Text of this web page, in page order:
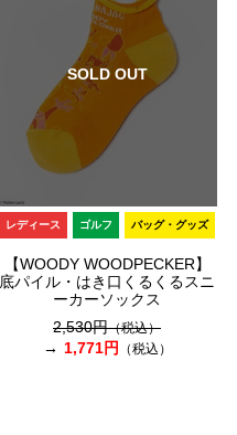
SOLD OUT
レディース ゴルフ バッグ・グッズ
【WOODY WOODPECKER】
底パイル・はき口くるくるスニ
ーカーソックス
2,530円（税込）
1,771円 （税込）